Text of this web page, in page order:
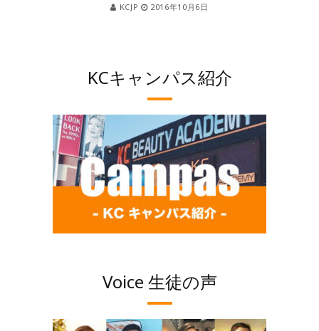
KCJP 2016年10月6日
KCキャンパス紹介
Voice 生徒の声